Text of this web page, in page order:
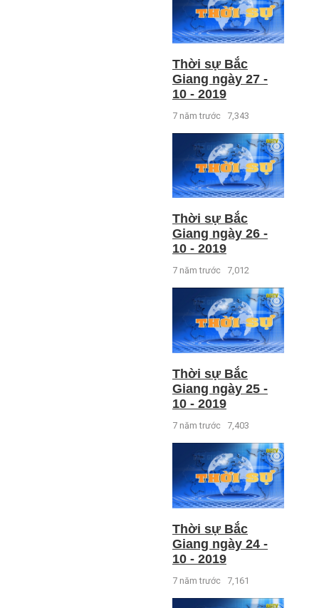
Thời sự Bắc
Giang ngày 27 -
10 - 2019
7 năm trước 7,343
Thời sự Bắc
Giang ngày 26 -
10 - 2019
7 năm trước 7,012
Thời sự Bắc
Giang ngày 25 -
10 - 2019
7 năm trước 7,403
Thời sự Bắc
Giang ngày 24 -
10 - 2019
7 năm trước 7,161